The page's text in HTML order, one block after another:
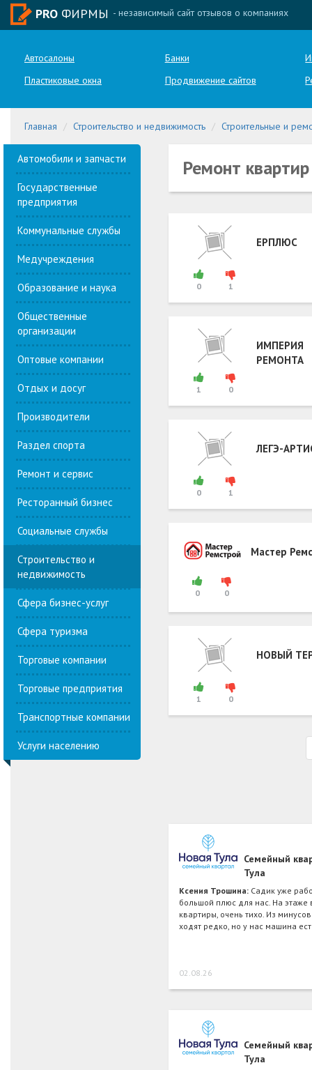
PRO ФИРМЫ - независимый сайт отзывов о компаниях
Автосалоны Банки
Пластиковые окна
Продвижение сайтов
Главная Строительство и недвижимость Строительные и
Автомобили и запчасти
Государственные
предприятия
Коммунальные службы
Медучреждения
Образование и наука
Общественные
организации
Оптовые компании
Отдых и досуг
Производители
Раздел спорта
Ремонт и сервис
Ресторанный бизнес
Социальные службы
Строительство и
недвижимость
Сфера бизнес-услуг
Сфера туризма
Торговые компании
Торговые предприятия
Транспортные компании
Услуги населению
Ремонт
0 1
ЕРПЛЮС
1 0
ИМПЕРИЯ
РЕМОНТА
0 1
ЛЕГЭ-
0 0
Мастер
1 0
НОВЫЙ
Семейный
Тула
Ксения Трошина: Садик уже
большой плюс для нас. На этаже
квартиры, очень тихо. Из
ходят редко, но у нас машина
02.08.26
Семейный
Тула